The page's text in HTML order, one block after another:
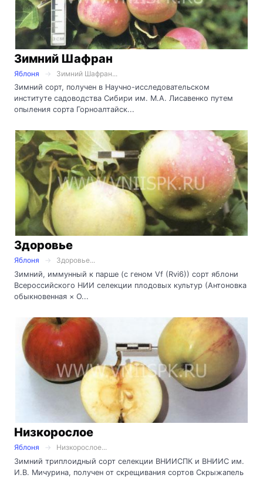
Зимний Шафран
Яблоня
Зимний Шафран...
Зимний сорт, получен в Научно-исследовательском
институте садоводства Сибири им. М.А. Лисавенко путем
опыления сорта Горноалтайск...
Здоровье
Яблоня
Здоровье...
Зимний, иммунный к парше (с геном Vf (Rvi6)) сорт яблони
Всероссийского НИИ селекции плодовых культур (Антоновка
обыкновенная × O...
Низкорослое
Яблоня
Низкорослое...
Зимний триплоидный сорт селекции ВНИИСПК и ВНИИС им.
И.В. Мичурина, получен от скрещивания сортов Скрыжапель